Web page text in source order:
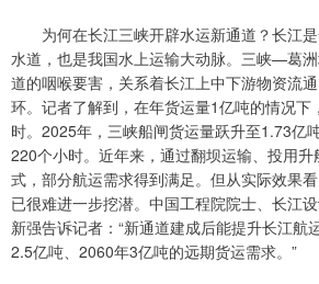
为何在长江三峡开辟水运新通道？长江是
水道，也是我国水上运输大动脉。三峡—葛
道的咽喉要害，关系着长江上中下游物资流
环。记者了解到，在年货运量1亿吨的情况下
时。2025年，三峡船闸货运量跃升至1.73亿
220个小时。近年来，通过翻坝运输、投用
式，部分航运需求得到满足。但从实际效果
已很难进一步挖潜。中国工程院院士、长江
新强告诉记者：“新通道建成后能提升长江航
2.5亿吨、2060年3亿吨的远期货运需求。”